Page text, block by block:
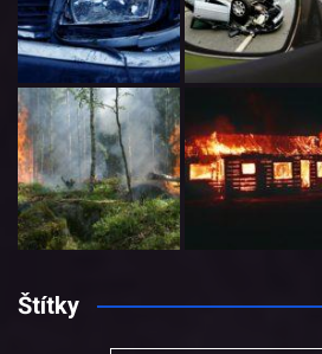
Štítky